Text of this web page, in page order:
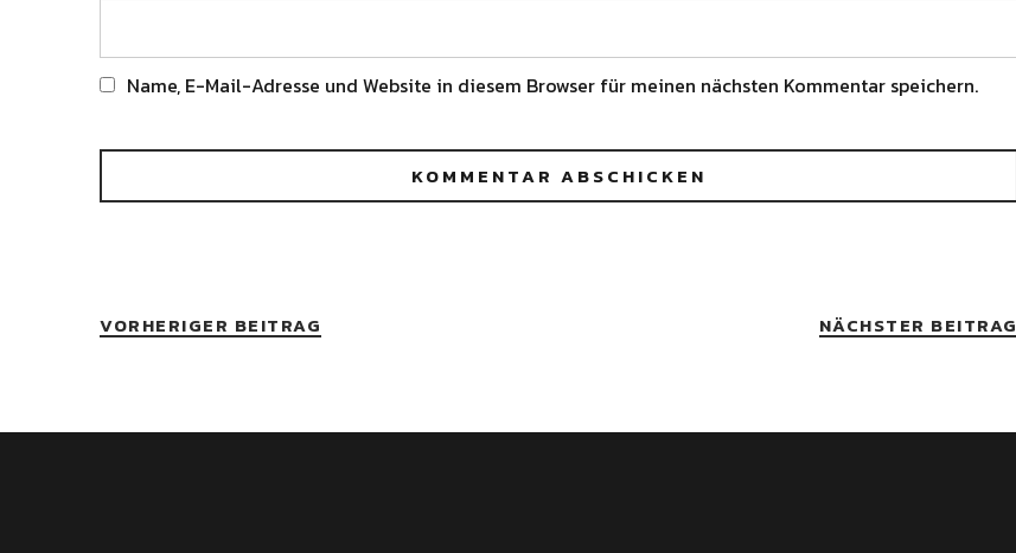
Name, E-Mail-Adresse und Website in diesem Browser für meinen nächsten Kommentar speichern.
VORHERIGER BEITRAG NÄCHSTER BEITRAG